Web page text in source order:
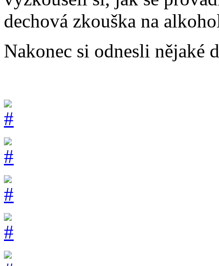
dechová zkouška na
Nakonec si odnesli nějaké